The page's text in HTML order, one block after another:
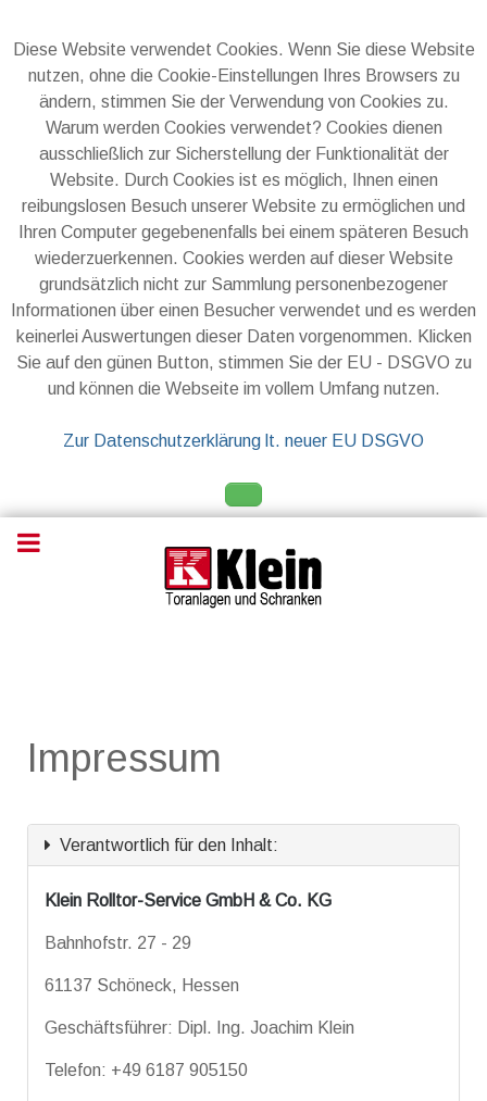
Diese Website verwendet Cookies. Wenn Sie diese Website
nutzen, ohne die Cookie-Einstellungen Ihres Browsers zu
ändern, stimmen Sie der Verwendung von Cookies zu.
Warum werden Cookies verwendet? Cookies dienen
ausschließlich zur Sicherstellung der Funktionalität der
Website. Durch Cookies ist es möglich, Ihnen einen
reibungslosen Besuch unserer Website zu ermöglichen und
Ihren Computer gegebenenfalls bei einem späteren Besuch
wiederzuerkennen. Cookies werden auf dieser Website
grundsätzlich nicht zur Sammlung personenbezogener
Informationen über einen Besucher verwendet und es werden
keinerlei Auswertungen dieser Daten vorgenommen. Klicken
Sie auf den günen Button, stimmen Sie der EU - DSGVO zu
und können die Webseite im vollem Umfang nutzen.
Zur Datenschutzerklärung lt. neuer EU DSGVO
Impressum
Verantwortlich für den Inhalt:
Klein Rolltor-Service GmbH & Co. KG
Bahnhofstr. 27 - 29
61137 Schöneck, Hessen
Geschäftsführer: Dipl. Ing. Joachim Klein
Telefon: +49 6187 905150